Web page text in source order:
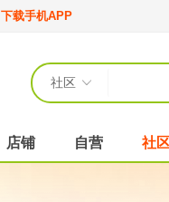
下载手机APP
社区
店铺 自营 社